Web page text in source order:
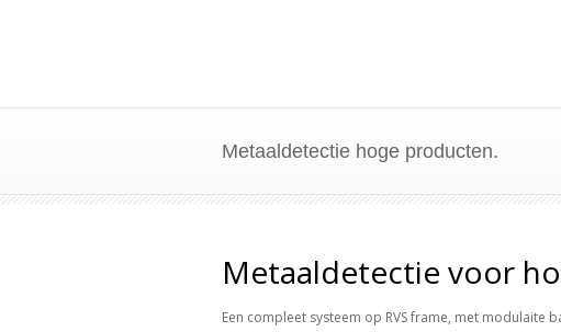
Metaaldetectie hoge producten.
Metaaldetectie voor
Een compleet systeem op RVS frame, met